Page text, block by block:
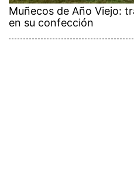
Muñecos de Año Viejo:
en su confección